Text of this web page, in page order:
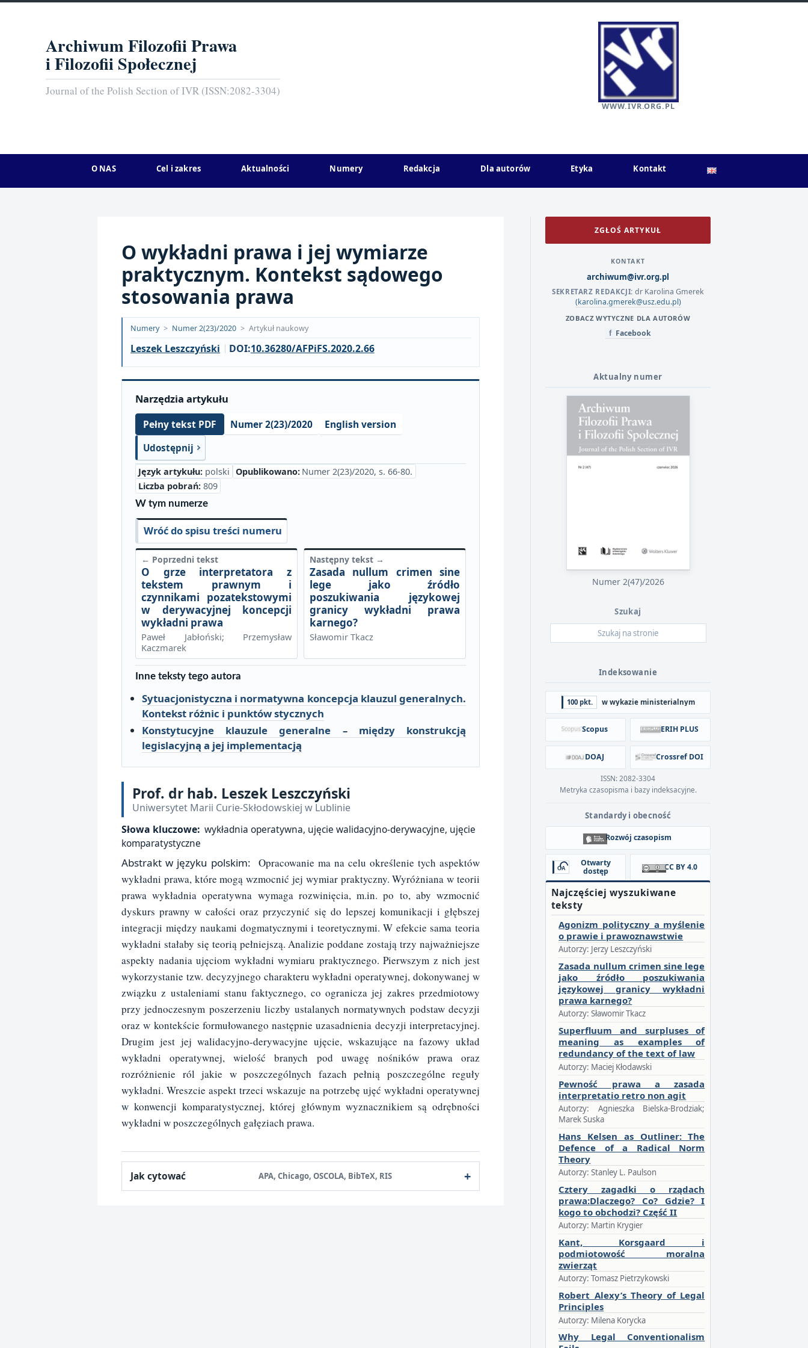
Archiwum Filozofii Prawa
i Filozofii Społecznej
Journal of the Polish Section of IVR (ISSN:2082-3304)
WWW.IVR.ORG.PL
O NAS Cel i zakres Aktualności Numery Redakcja Dla autorów Etyka Kontakt
O wykładni prawa i jej wymiarze
praktycznym. Kontekst sądowego
stosowania prawa
Opublikowano:
2020-
06-
17
Numery > Numer 2(23)/2020 > Artykuł naukowy
Leszek Leszczyński DOI:10.36280/AFPiFS.2020.2.66
Narzędzia artykułu
Pełny tekst PDF Numer 2(23)/2020 English version
Udostępnij
Język artykułu: polski Opublikowano: Numer 2(23)/2020, s. 66-80.
Liczba pobrań: 809
W tym numerze
Wróć do spisu treści numeru
← Poprzedni tekst
O grze interpretatora z
tekstem prawnym i
czynnikami pozatekstowymi
w derywacyjnej koncepcji
wykładni prawa
Paweł Jabłoński; Przemysław
Kaczmarek
Następny tekst →
Zasada nullum crimen sine
lege jako źródło
poszukiwania językowej
granicy wykładni prawa
karnego?
Sławomir Tkacz
Inne teksty tego autora
Sytuacjonistyczna i normatywna koncepcja klauzul generalnych.
Kontekst różnic i punktów stycznych
Konstytucyjne klauzule generalne – między konstrukcją
legislacyjną a jej implementacją
Prof. dr hab. Leszek Leszczyński
Uniwersytet Marii Curie-Skłodowskiej w Lublinie
Słowa kluczowe: wykładnia operatywna, ujęcie walidacyjno-derywacyjne, ujęcie
komparatystyczne
Abstrakt w języku polskim:
Opracowanie ma na celu określenie tych aspektów
wykładni prawa, które mogą wzmocnić jej wymiar praktyczny. Wyróżniana w teorii
prawa wykładnia operatywna wymaga rozwinięcia, m.in. po to, aby wzmocnić
dyskurs prawny w całości oraz przyczynić się do lepszej komunikacji i głębszej
integracji między naukami dogmatycznymi i teoretycznymi. W efekcie sama teoria
wykładni stałaby się teorią pełniejszą. Analizie poddane zostają trzy najważniejsze
aspekty nadania ujęciom wykładni wymiaru praktycznego. Pierwszym z nich jest
wykorzystanie tzw. decyzyjnego charakteru wykładni operatywnej, dokonywanej w
związku z ustaleniami stanu faktycznego, co ogranicza jej zakres przedmiotowy
przy jednoczesnym poszerzeniu liczby ustalanych normatywnych podstaw decyzji
oraz w kontekście formułowanego następnie uzasadnienia decyzji interpretacyjnej.
Drugim jest jej walidacyjno-derywacyjne ujęcie, wskazujące na fazowy układ
wykładni operatywnej, wielość branych pod uwagę nośników prawa oraz
rozróżnienie ról jakie w poszczególnych fazach pełnią poszczególne reguły
wykładni. Wreszcie aspekt trzeci wskazuje na potrzebę ujęć wykładni operatywnej
w konwencji komparatystycznej, której głównym wyznacznikiem są odrębności
wykładni w poszczególnych gałęziach prawa.
Jak cytować APA, Chicago, OSCOLA, BibTeX, RIS
ZGŁOŚ ARTYKUŁ
KONTAKT
archiwum@ivr.org.pl
SEKRETARZ REDAKCJI: dr Karolina Gmerek
(karolina.gmerek@usz.edu.pl)
ZOBACZ WYTYCZNE DLA AUTORÓW
f Facebook
Aktualny numer
Numer 2(47)/2026
Indeksowanie
100 pkt. w wykazie ministerialnym
Scopus ERIH PLUS
DOAJ Crossref DOI
ISSN: 2082-3304
Metryka czasopisma i bazy indeksacyjne.
Standardy i obecność
Rozwój czasopism
Otwarty
dostęp
CC BY 4.0
Najczęściej wyszukiwane
teksty
Agonizm polityczny a myślenie
o prawie i prawoznawstwie
Autorzy: Jerzy Leszczyński
Zasada nullum crimen sine lege
jako źródło poszukiwania
językowej granicy wykładni
prawa karnego?
Autorzy: Sławomir Tkacz
Superfluum and surpluses of
meaning as examples of
redundancy of the text of law
Autorzy: Maciej Kłodawski
Pewność prawa a zasada
interpretatio retro non agit
Autorzy: Agnieszka Bielska-Brodziak;
Marek Suska
Hans Kelsen as Outliner: The
Defence of a Radical Norm
Theory
Autorzy: Stanley L. Paulson
Cztery zagadki o rządach
prawa:Dlaczego? Co? Gdzie? I
kogo to obchodzi? Część II
Autorzy: Martin Krygier
Kant, Korsgaard i
podmiotowość moralna
zwierząt
Autorzy: Tomasz Pietrzykowski
Robert Alexy’s Theory of Legal
Principles
Autorzy: Milena Korycka
Why Legal Conventionalism
Szukaj